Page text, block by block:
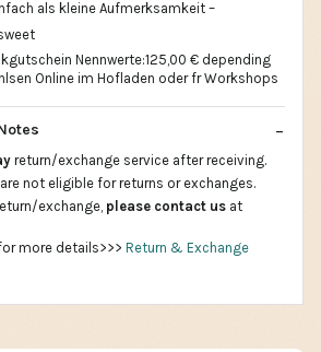
als kleine Aufmerksamkeit –
Nennwerte:125,00 € depending
Online im Hofladen oder fr Workshops
return/exchange service after receiving.
are not eligible for returns or exchanges.
exchange, please contact us at
more details>>> Return & Exchange